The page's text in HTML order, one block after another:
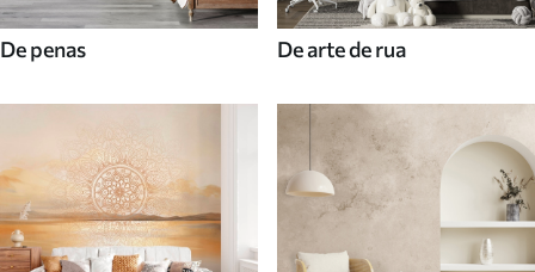
De penas De arte de rua